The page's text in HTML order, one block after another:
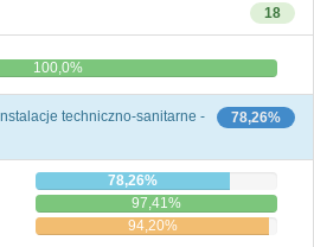
18
100,0%
78,26%
techniczno-sanitarne -
78,26%
97,41%
94,20%